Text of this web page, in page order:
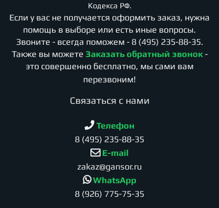
Кодекса РФ.
Если у вас не получается оформить заказ, нужна
помощь в выборе или есть иные вопросы.
Звоните - всегда поможем - 8 (495) 235-88-35.
Также вы можете Заказать обратный звонок -
это совершенно бесплатно, мы сами вам
перезвоним!
Cвязаться с нами
Телефон
8 (495) 235-88-35
E-mail
zakaz@gansor.ru
WhatsApp
8 (926) 775-75-35